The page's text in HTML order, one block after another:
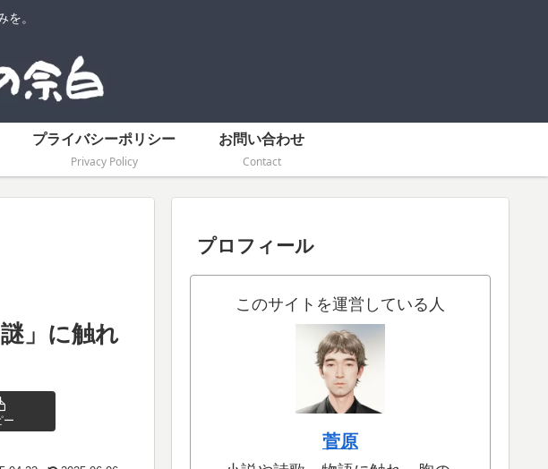
を。
プライバシーポリシー
Privacy Policy
お問い合わせ
Contact
」に触れ
ー
プロフィール
このサイトを運営している人
菅原